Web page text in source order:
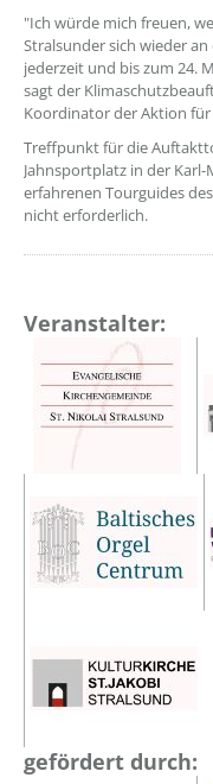
"Ich würde mich freuen,
Stralsunder sich wieder
jederzeit und bis zum 24.
sagt der
Koordinator der Aktion
Treffpunkt für die
Jahnsportplatz in der
erfahrenen Tourguides
nicht erforderlich.
Veranstalter:
gefördert durch: